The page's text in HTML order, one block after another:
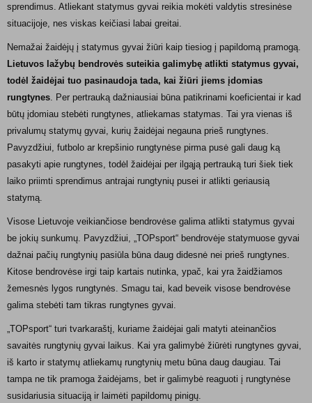
sprendimus. Atliekant statymus gyvai reikia mokėti valdytis stresinėse
situacijoje, nes viskas keičiasi labai greitai.
Nemažai žaidėjų į statymus gyvai žiūri kaip tiesiog į papildomą pramogą.
Lietuvos lažybų bendrovės suteikia galimybę atlikti statymus gyvai,
todėl žaidėjai tuo pasinaudoja tada, kai žiūri jiems įdomias
rungtynes . Per pertrauką dažniausiai būna patikrinami koeficientai ir kad
būtų įdomiau stebėti rungtynes, atliekamas statymas. Tai yra vienas iš
privalumų statymų gyvai, kurių žaidėjai negauna prieš rungtynes.
Pavyzdžiui, futbolo ar krepšinio rungtynėse pirma pusė gali daug ką
pasakyti apie rungtynes, todėl žaidėjai per ilgąją pertrauką turi šiek tiek
laiko priimti sprendimus antrajai rungtynių pusei ir atlikti geriausią
statymą.
Visose Lietuvoje veikiančiose bendrovėse galima atlikti statymus gyvai
be jokių sunkumų. Pavyzdžiui, „TOPsport“ bendrovėje statymuose gyvai
dažnai pačių rungtynių pasiūla būna daug didesnė nei prieš rungtynes.
Kitose bendrovėse irgi taip kartais nutinka, ypač, kai yra žaidžiamos
žemesnės lygos rungtynės. Smagu tai, kad beveik visose bendrovėse
galima stebėti tam tikras rungtynes gyvai.
„TOPsport“ turi tvarkaraštį, kuriame žaidėjai gali matyti ateinančios
savaitės rungtynių gyvai laikus. Kai yra galimybė žiūrėti rungtynes gyvai,
iš karto ir statymų atliekamų rungtynių metu būna daug daugiau. Tai
tampa ne tik pramoga žaidėjams, bet ir galimybė reaguoti į rungtynėse
susidariusia situaciją ir laimėti papildomų pinigų.